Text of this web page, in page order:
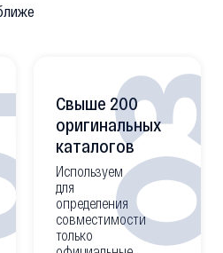
Свыше 200
оригинальных
каталогов
Используем
для
определения
совместимости
только